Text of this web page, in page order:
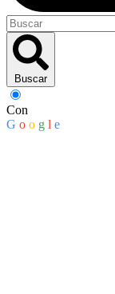
Buscar
Con
G o o g l e